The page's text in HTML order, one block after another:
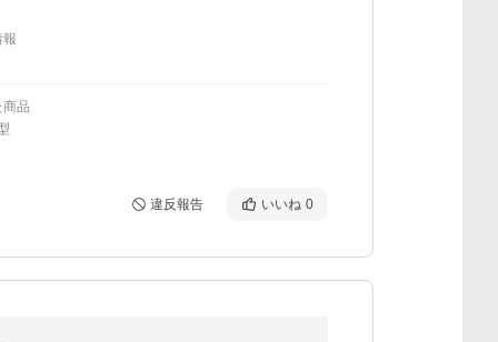
報
品
違反報告 いいね 0